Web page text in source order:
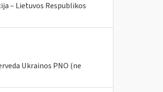
– Lietuvos Respublikos
Ukrainos PNO (ne